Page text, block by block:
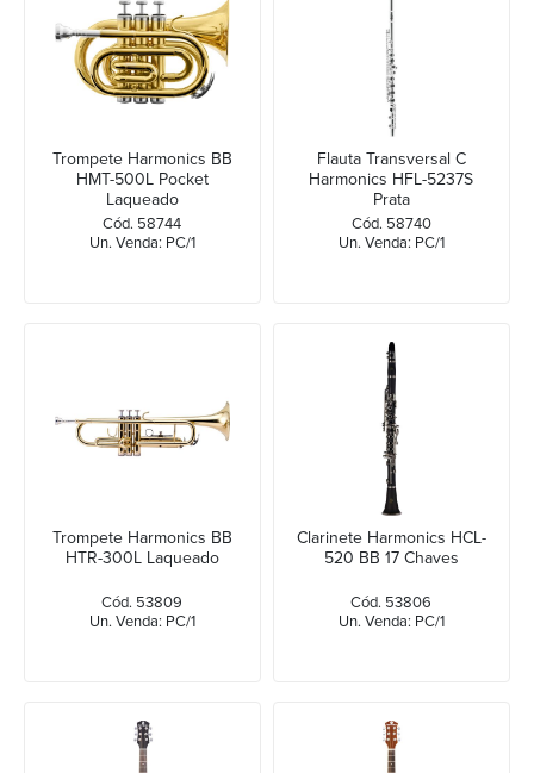
Trompete Harmonics BB
HMT-500L Pocket
Laqueado
Cód. 58744
Un. Venda: PC/1
Flauta Transversal C
Harmonics HFL-5237S
Prata
Cód. 58740
Un. Venda: PC/1
Trompete Harmonics BB
HTR-300L Laqueado
Cód. 53809
Un. Venda: PC/1
Clarinete Harmonics HCL-
520 BB 17 Chaves
Cód. 53806
Un. Venda: PC/1